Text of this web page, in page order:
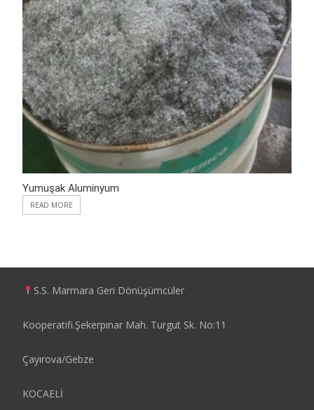
Yumuşak Aluminyum
READ MORE
S.S. Marmara Geri Dönüşümcüler
Kooperatifi.Şekerpınar Mah. Turgut Sk. No:11
Çayırova/Gebze
KOCAELİ